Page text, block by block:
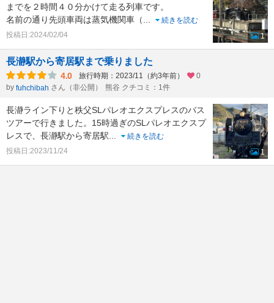
までを２時間４０分かけて走る列車です。
名前の通り先頭車両は蒸気機関車（
続きを読む
投稿日:2024/02/04
1
長瀞駅から寄居駅まで乗りました
4.0 旅行時期：2023/11（約3年前）
0
by fuhchibah さん（非公開） 熊谷 クチコミ：1件
長瀞ライン下りと秩父SLパレオエクスプレスのバス
ツアーで行きました。15時過ぎのSLパレオエクスプ
レスで、長瀞駅から寄居駅
続きを読む
投稿日:2023/11/24
1